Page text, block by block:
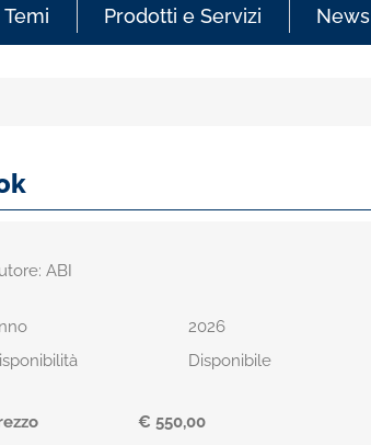
Temi Prodotti e Servizi News
ABI
2026
Disponibile
€ 550,00